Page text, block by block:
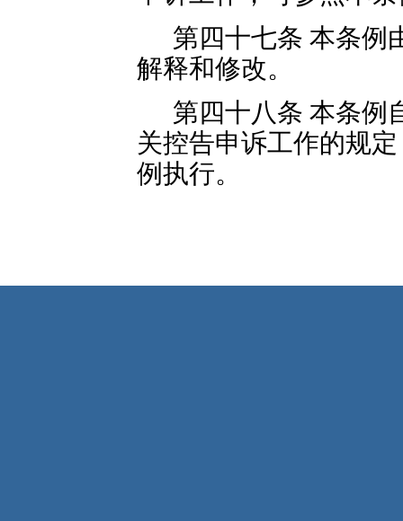
第四十七条 本条例
解释和修改。
第四十八条 本条例
关控告申诉工作的规
例执行。